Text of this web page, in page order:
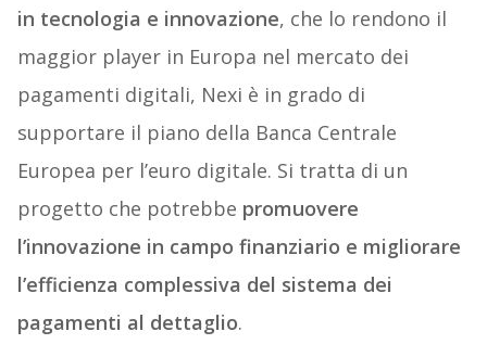
in tecnologia e innovazione, che lo rendono il
maggior player in Europa nel mercato dei
pagamenti digitali, Nexi è in grado di
supportare il piano della Banca Centrale
Europea per l’euro digitale. Si tratta di un
progetto che potrebbe promuovere
l’innovazione in campo finanziario e migliorare
l’efficienza complessiva del sistema dei
pagamenti al dettaglio.